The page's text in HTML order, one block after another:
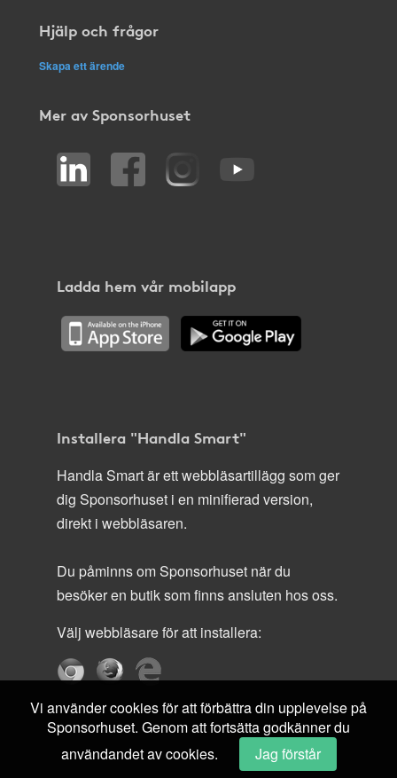
Hjälp och frågor
Skapa ett ärende
Mer av Sponsorhuset
Ladda hem vår mobilapp
Installera "Handla Smart"
Handla Smart är ett webbläsartillägg som ger
dig Sponsorhuset i en minifierad version,
direkt i webbläsaren.
Du påminns om Sponsorhuset när du
besöker en butik som finns ansluten hos oss.
Välj webbläsare för att installera:
Vi använder cookies för att förbättra din upplevelse på
Sponsorhuset. Genom att fortsätta godkänner du
användandet av cookies.
Jag förstår